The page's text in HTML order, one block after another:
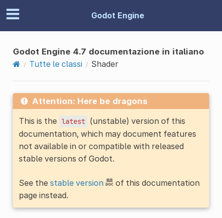
Godot Engine
Godot Engine 4.7 documentazione in italiano
Tutte le classi
Shader
Attention: Here be dragons
This is the latest (unstable) version of this
documentation, which may document features
not available in or compatible with released
stable versions of Godot.
See the stable version
of this documentation
page instead.